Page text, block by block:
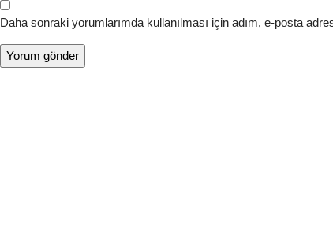
Daha sonraki yorumlarımda kullanılması için adım, e-posta